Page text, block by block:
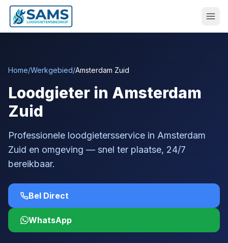
Home/Werkgebied/Amsterdam Zuid
Loodgieter in Amsterdam
Zuid
Professionele loodgietersservice in Amsterdam
Zuid en omgeving — snel ter plaatse, 24/7
bereikbaar.
Bel Direct
WhatsApp